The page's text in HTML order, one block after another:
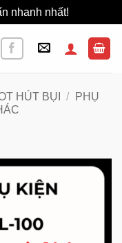
nhanh nhất!
HÚT BỤI /
PHỤ